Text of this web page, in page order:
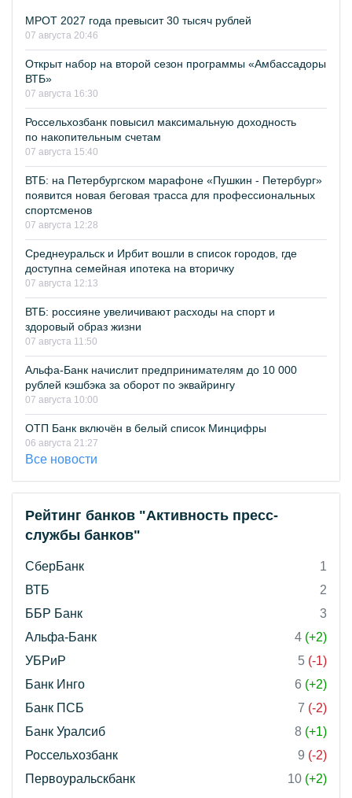
МРОТ 2027 года превысит 30 тысяч рублей
07 августа 20:46
Открыт набор на второй сезон программы «Амбассадоры
ВТБ»
07 августа 16:30
Россельхозбанк повысил максимальную доходность
по накопительным счетам
07 августа 15:40
ВТБ: на Петербургском марафоне «Пушкин - Петербург»
появится новая беговая трасса для профессиональных
спортсменов
07 августа 12:28
Среднеуральск и Ирбит вошли в список городов, где
доступна семейная ипотека на вторичку
07 августа 12:13
ВТБ: россияне увеличивают расходы на спорт и
здоровый образ жизни
07 августа 11:50
Альфа-Банк начислит предпринимателям до 10 000
рублей кэшбэка за оборот по эквайрингу
07 августа 10:00
ОТП Банк включён в белый список Минцифры
06 августа 21:27
Все новости
Рейтинг банков "Активность пресс-
службы банков"
СберБанк
1
ВТБ
2
ББР Банк
3
Альфа-Банк
4 (+2)
УБРиР
5 (-1)
Банк Инго
6 (+2)
Банк ПСБ
7 (-2)
Банк Уралсиб
8 (+1)
Россельхозбанк
9 (-2)
Первоуральскбанк
10 (+2)